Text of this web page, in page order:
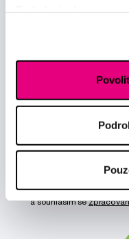
Novinky a nabídky
Chci dostávat informace
a souhlasím se